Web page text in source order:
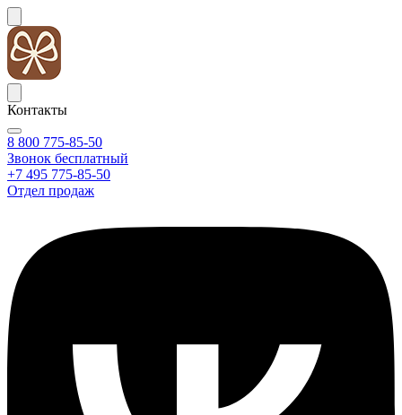
Контакты
8 800 775-85-50
Звонок бесплатный
+7 495 775-85-50
Отдел продаж